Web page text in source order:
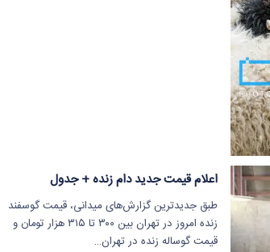
اعلام قیمت جدید دام زنده + جدول
طبق جدیدترین گزارش‌های میدانی، قیمت گوسفند
زنده امروز در تهران بین ۳۰۰ تا ۳۱۵ هزار تومان و
قیمت گوساله زنده در تهران…